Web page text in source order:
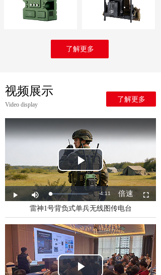
了解更多
雷神1号背负式单兵无线图传电台
了解更多
Video display
视频展示